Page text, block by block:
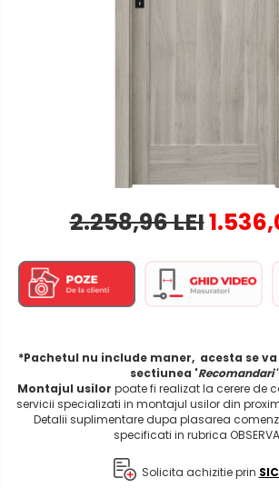
2.258,96 LEI
*Pachetul nu include maner, acesta se
sectiunea 'Recomandari'
Montajul usilor poate fi realizat la cerere de
servicii specializati in montajul usilor din
Detalii suplimentare dupa plasarea
specificati in rubrica
Solicita achizitie prin